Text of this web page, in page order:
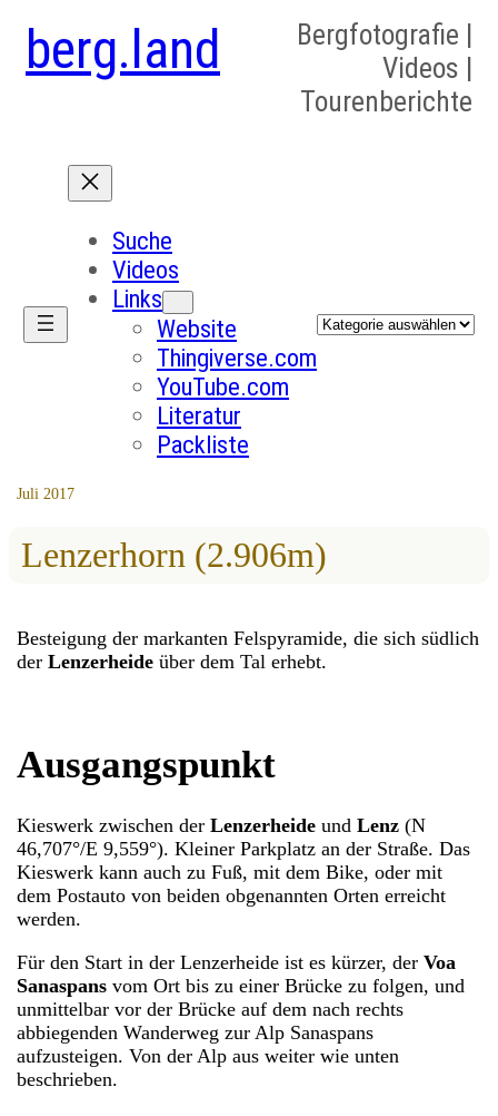
berg.land
Bergfotografie |
Videos |
Tourenberichte
Suche
Videos
Links
Website
Thingiverse.com
YouTube.com
Literatur
Packliste
Kategorien
Juli 2017
Lenzerhorn (2.906m)
Besteigung der markanten Felspyramide, die sich südlich
derLenzerheide über dem Tal erhebt.
Ausgangspunkt
Kieswerk zwischen derLenzerheide undLenz (N
46,707°/E 9,559°). Kleiner Parkplatz an der Straße. Das
Kieswerk kann auch zu Fuß, mit dem Bike, oder mit
dem Postauto von beiden obgenannten Orten erreicht
werden.
Für den Start in der Lenzerheide ist es kürzer, derVoa
Sanaspans vom Ort bis zu einer Brücke zu folgen, und
unmittelbar vor der Brücke auf dem nach rechts
abbiegenden Wanderweg zur Alp Sanaspans
aufzusteigen. Von der Alp aus weiter wie unten
beschrieben.